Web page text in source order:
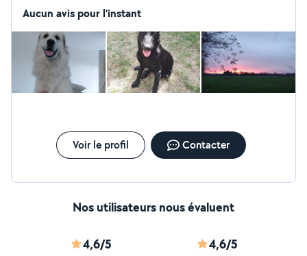
Aucun avis pour l'instant
Voir le profil Contacter
Nos utilisateurs nous évaluent
4,6/5 4,6/5